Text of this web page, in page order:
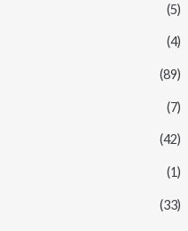
(5)
(4)
(89)
(7)
(42)
(1)
(33)